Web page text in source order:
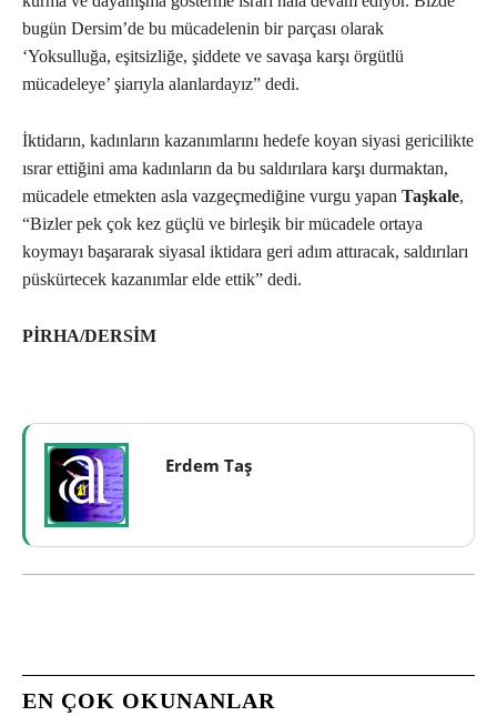
bugün Dersim’de bu mücadelenin bir parçası olarak
‘Yoksulluğa, eşitsizliğe, şiddete ve savaşa karşı örgütlü
mücadeleye’ şiarıyla alanlardayız” dedi.
İktidarın, kadınların kazanımlarını hedefe koyan siyasi gericilikte
ısrar ettiğini ama kadınların da bu saldırılara karşı durmaktan,
mücadele etmekten asla vazgeçmediğine vurgu yapan Taşkale,
“Bizler pek çok kez güçlü ve birleşik bir mücadele ortaya
koymayı başararak siyasal iktidara geri adım attıracak, saldırıları
püskürtecek kazanımlar elde ettik” dedi.
PİRHA/DERSİM
Erdem Taş
EN ÇOK OKUNANLAR